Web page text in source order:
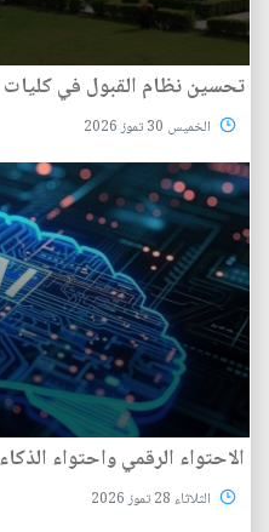
تحسين نظام القبول في
الخميس 30 تموز 2026
الاحتواء الرقمي واحتواء
الثلاثاء 28 تموز 2026